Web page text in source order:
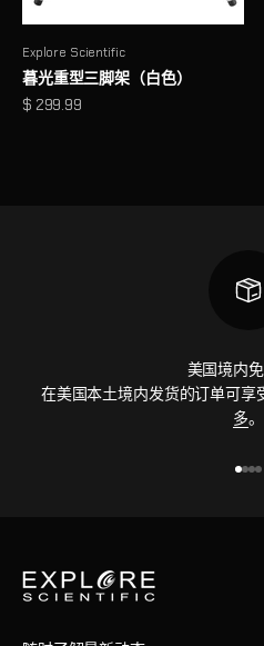
Explore Scientific
暮光重型三脚架（白色）
促销价格
$ 299.99
美国境内
在美国本土境内发货的订单可享
多。